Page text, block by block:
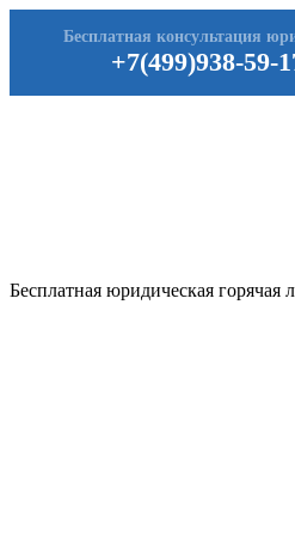
+7(499)938-59-
Бесплатная консультация
Бесплатная юридическая горячая